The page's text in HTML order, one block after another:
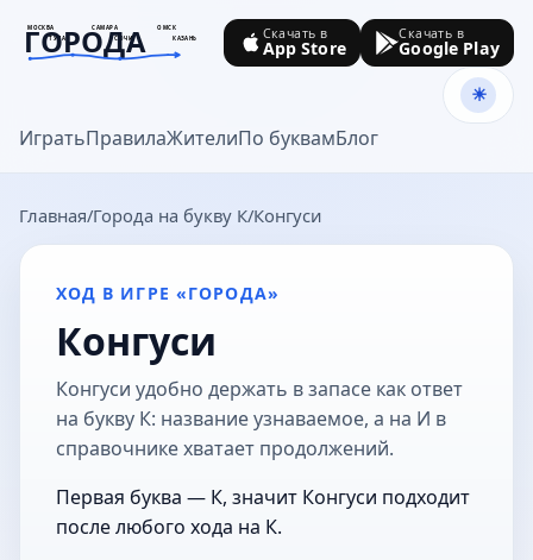
МОСКВА САМАРА
ОМСК
ТУЛА
СОЧИ КАЗАНЬ
ГОРОДА
goroda-na.ru
ИгратьПравилаЖителиПо буквамБлог
Скачать в
App Store
Скачать в
Google Play
Главная Города на букву К Конгуси
ХОД В ИГРЕ «ГОРОДА»
Конгуси
Конгуси удобно держать в запасе как ответ
на букву К: название узнаваемое, а на И в
справочнике хватает продолжений.
Первая буква — К, значит Конгуси подходит
после любого хода на К.